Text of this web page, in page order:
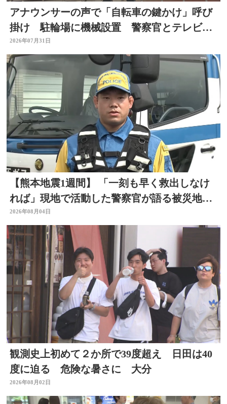
アナウンサーの声で「自転車の鍵かけ」呼び
掛け 駐輪場に機械設置 警察官とテレビ局
がタッグ 大分
2026年07月31日
【熊本地震1週間】 「一刻も早く救出しなけ
れば」現地で活動した警察官が語る被災地の
状況 大分
2026年08月04日
観測史上初めて２か所で39度超え 日田は40
度に迫る 危険な暑さに 大分
2026年08月02日